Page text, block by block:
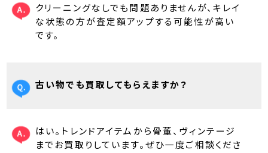
クリーニングなしでも問題ありませんが、キレイ
な状態の方が査定額アップする可能性が高い
です。
古い物でも買取してもらえますか？
はい。トレンドアイテムから骨董、ヴィンテージ
までお買取りしています。ぜひ一度ご相談くださ